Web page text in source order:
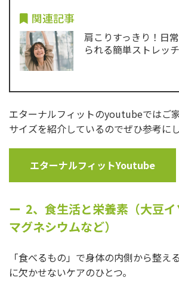
関連記事
肩こりすっきり！日
られる簡単ストレッ
エターナルフィットのyoutubeではご
サイズを紹介しているのでぜひ参考に
エターナルフィットYoutube
2、食生活と栄養素（大豆イ
マグネシウムなど）
「食べるもの」で身体の内側から整え
に欠かせないケアのひとつ。